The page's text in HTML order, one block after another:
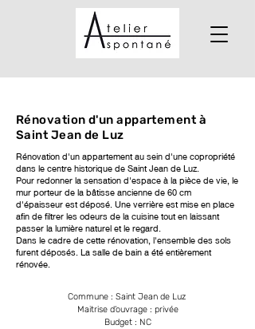
Rénovation d'un appartement à
Saint Jean de Luz
Rénovation d'un appartement au sein d'une copropriété
dans le centre historique de Saint Jean de Luz.
Pour redonner la sensation d'espace à la pièce de vie, le
mur porteur de la bâtisse ancienne de 60 cm
d'épaisseur est déposé. Une verrière est mise en place
afin de filtrer les odeurs de la cuisine tout en laissant
passer la lumière naturel et le regard.
Dans le cadre de cette rénovation, l'ensemble des sols
furent déposés. La salle de bain a été entièrement
rénovée.
Commune : Saint Jean de Luz
Maitrise d’ouvrage : privée
Budget : NC